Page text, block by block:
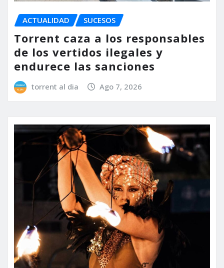
ACTUALIDAD SUCESOS
Torrent caza a los responsables
de los vertidos ilegales y
endurece las sanciones
torrent al dia Ago 7, 2026